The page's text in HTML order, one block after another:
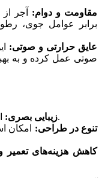
مقاومت و دوام: آجر
برابر عوامل جوی،
عایق حرارتی و صوتی:
صوتی عمل کرده و به
زیبایی بصری:ایجاد جلوه‌ای مدرن و شیک در فضاها.
تنوع در طراحی: امکان
کاهش هزینه‌های تعمیر